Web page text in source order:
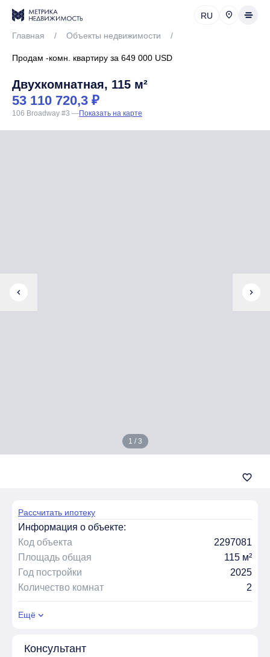
RU
Главная / Объекты недвижимости /
Продам -комн. квартиру за 649 000 USD
Двухкомнатная, 115 м²
53 110 720,3 ₽
106 Broadway #3 —Показать на карте
chevron_left chevron_right
1 / 3
favorite_border
Рассчитать ипотеку
Информация о объекте:
Код объекта
2297081
Площадь общая
115 м²
Год постройки
2025
Количество комнат
2
Ещё
Консультант